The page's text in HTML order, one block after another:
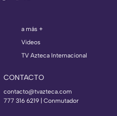
a más +
Videos
TV Azteca Internacional
CONTACTO
contacto@tvazteca.com
777 316 6219 | Conmutador